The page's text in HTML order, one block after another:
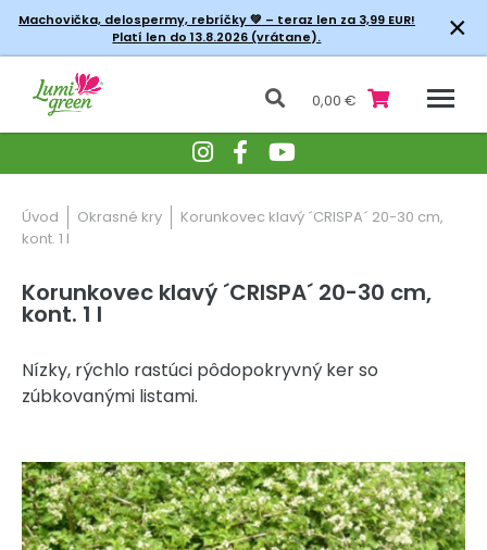
Machovička, delospermy, rebríčky💚 – teraz len za 3,99 EUR!
Platí len do 13.8.2026 (vrátane).
×
0,00 €
Úvod Okrasné kry
Korunkovec klavý ´CRISPA´ 20-30 cm,
kont. 1 l
Korunkovec klavý ´CRISPA´ 20-30 cm,
kont. 1 l
Nízky, rýchlo rastúci pôdopokryvný ker so
zúbkovanými listami.